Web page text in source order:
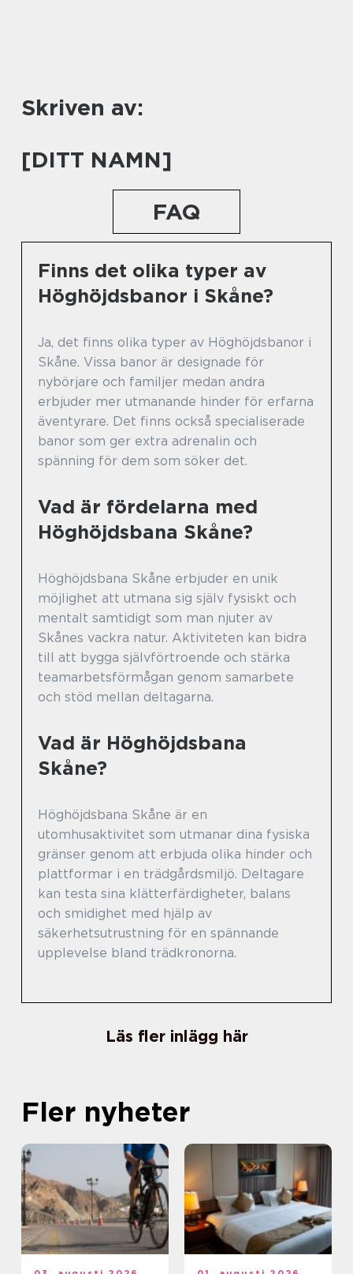
Skriven av:
[DITT NAMN]
FAQ
Finns det olika typer av
Höghöjdsbanor i Skåne?
Ja, det finns olika typer av Höghöjdsbanor i
Skåne. Vissa banor är designade för
nybörjare och familjer medan andra
erbjuder mer utmanande hinder för erfarna
äventyrare. Det finns också specialiserade
banor som ger extra adrenalin och
spänning för dem som söker det.
Vad är fördelarna med
Höghöjdsbana Skåne?
Höghöjdsbana Skåne erbjuder en unik
möjlighet att utmana sig själv fysiskt och
mentalt samtidigt som man njuter av
Skånes vackra natur. Aktiviteten kan bidra
till att bygga självförtroende och stärka
teamarbetsförmågan genom samarbete
och stöd mellan deltagarna.
Vad är Höghöjdsbana
Skåne?
Höghöjdsbana Skåne är en
utomhusaktivitet som utmanar dina fysiska
gränser genom att erbjuda olika hinder och
plattformar i en trädgårdsmiljö. Deltagare
kan testa sina klätterfärdigheter, balans
och smidighet med hjälp av
säkerhetsutrustning för en spännande
upplevelse bland trädkronorna.
Läs fler inlägg här
Fler nyheter